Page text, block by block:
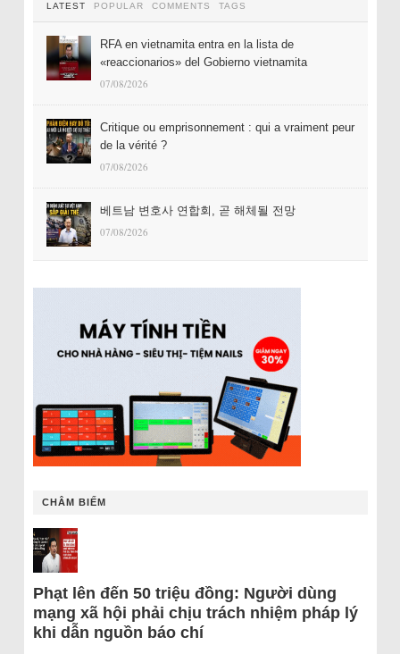
LATEST POPULAR COMMENTS TAGS
RFA en vietnamita entra en la lista de
«reaccionarios» del Gobierno vietnamita
07/08/2026
Critique ou emprisonnement : qui a vraiment peur
de la vérité ?
07/08/2026
베트남 변호사 연합회, 곧 해체될 전망
07/08/2026
CHÂM BIẾM
Phạt lên đến 50 triệu đồng: Người dùng
mạng xã hội phải chịu trách nhiệm pháp lý
khi dẫn nguồn báo chí